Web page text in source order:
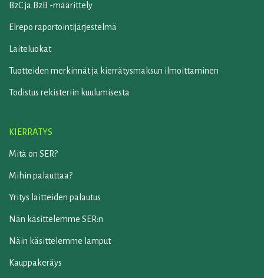
B2C ja B2B -määrittely
Elrepo raportointijärjestelmä
Laiteluokat
Tuotteiden merkinnät ja kierrätysmaksun ilmoittaminen
Todistus rekisteriin kuulumisesta
KIERRÄTYS
Mitä on SER?
Mihin palauttaa?
Yritys laitteiden palautus
Nän käsittelemme SER:n
Näin käsittelemme lamput
Kauppakeräys